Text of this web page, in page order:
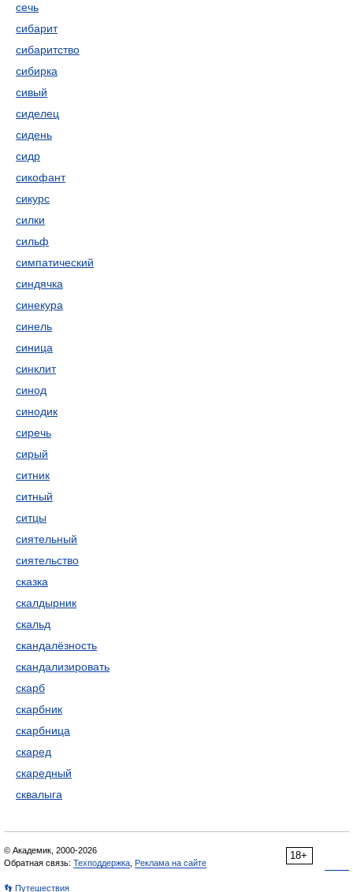
сечь
сибарит
сибаритство
сибирка
сивый
сиделец
сидень
сидр
сикофант
сикурс
силки
сильф
симпатический
синдячка
синекура
синель
синица
синклит
синод
синодик
сиречь
сирый
ситник
ситный
ситцы
сиятельный
сиятельство
сказка
скалдырник
скальд
скандалёзность
скандализировать
скарб
скарбник
скарбница
скаред
скаредный
сквалыга
18+
© Академик, 2000-2026
Обратная связь: Техподдержка Реклама на сайте
👣 Путешествия